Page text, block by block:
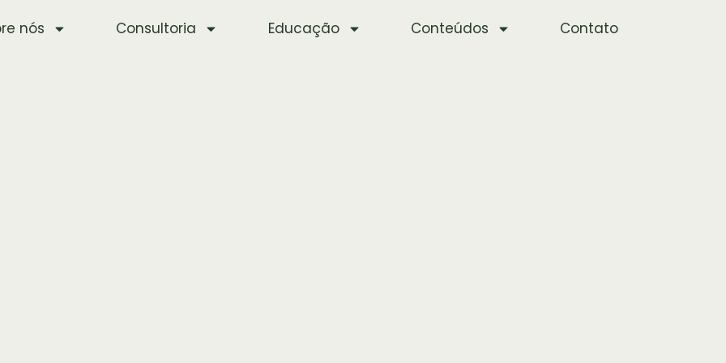
nós Consultoria Educação Conteúdos Contato